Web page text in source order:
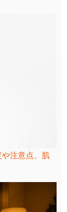
注意点、肌